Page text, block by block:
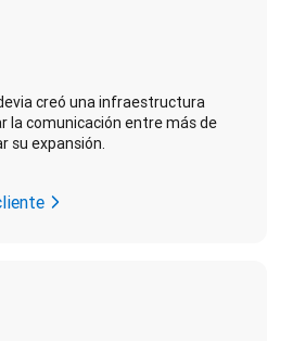
creó una infraestructura
la comunicación entre más de
su expansión.